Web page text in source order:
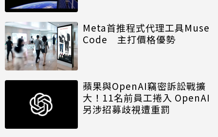
Meta首推程式代理工具Muse
Code 主打價格優勢
蘋果與OpenAI竊密訴訟戰擴
大！11名前員工捲入 OpenAI
另涉招募歧視遭重罰